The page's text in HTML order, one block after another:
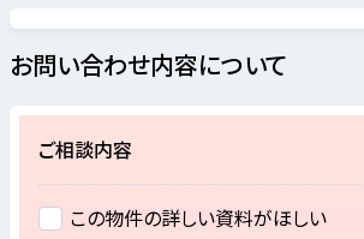
お問い合わせ内容について
ご相談内容
この物件の詳しい資料がほしい